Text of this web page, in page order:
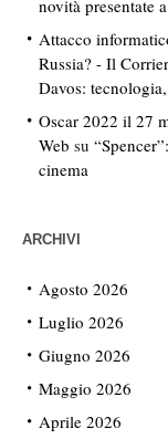
novità presentate
Attacco
Russia? - Il
Davos:
Oscar 2022 il 27
Web su
cinema
ARCHIVI
Agosto 2026
Luglio 2026
Giugno 2026
Maggio 2026
Aprile 2026